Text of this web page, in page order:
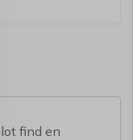
find en